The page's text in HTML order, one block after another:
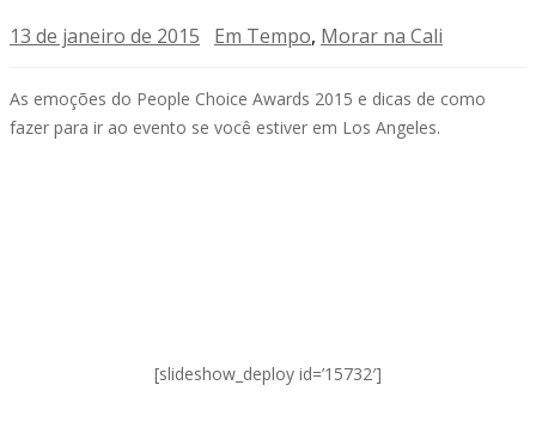
13 de janeiro de 2015 Em Tempo, Morar na Cali
As emoções do People Choice Awards 2015 e dicas de como
fazer para ir ao evento se você estiver em Los Angeles.
[slideshow_deploy id=’15732′]